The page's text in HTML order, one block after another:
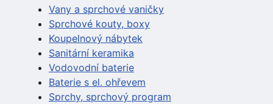
Vany a sprchové vaničky
Sprchové kouty, boxy
Koupelnový nábytek
Sanitární keramika
Vodovodní baterie
Baterie s el. ohřevem
Sprchy, sprchový program